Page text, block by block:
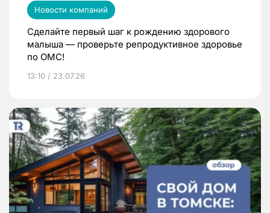
Новости компаний
Сделайте первый шаг к рождению здорового
малыша — проверьте репродуктивное здоровье
по ОМС!
13:10 / 23.07.26